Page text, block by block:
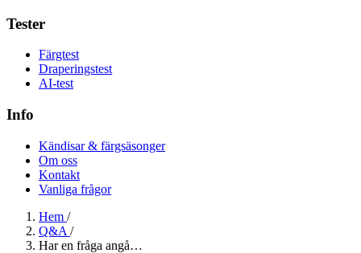
Tester
Färgtest
Draperingstest
AI-test
Info
Kändisar & färgsäsonger
Om oss
Kontakt
Vanliga frågor
Hem /
Q&A /
Har en fråga angå…